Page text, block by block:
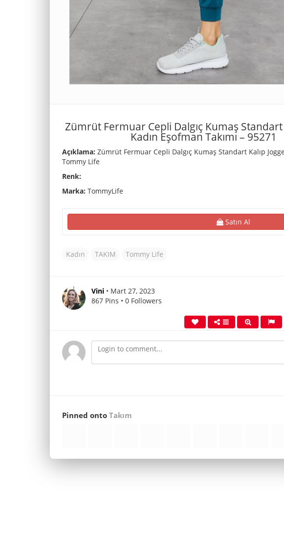
Zümrüt Fermuar Cepli Dalgıç Kumaş Standart
Kadın Eşofman Takımı – 95271
Açıklama: Zümrüt Fermuar Cepli Dalgıç Kumaş Standart Kalıp
Tommy Life
Renk:
Marka: TommyLife
Satın Al
Kadın TAKIM Tommy Life
Vini • Mart 27, 2023
867 Pins • 0 Followers
Pinned ontoTakım